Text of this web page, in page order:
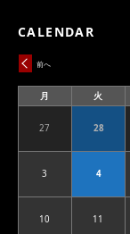
CALENDAR
前へ
月
曜
火
曜
272026.07.27 28
32026.08.03 4
102026.08.10 11